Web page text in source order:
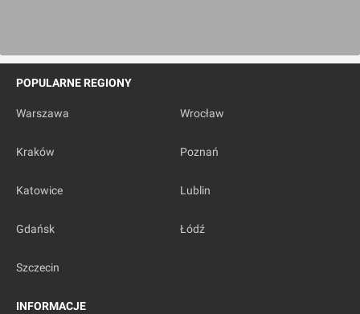
POPULARNE REGIONY
Warszawa Wrocław
Kraków Poznań
Katowice Lublin
Gdańsk Łódź
Szczecin
INFORMACJE